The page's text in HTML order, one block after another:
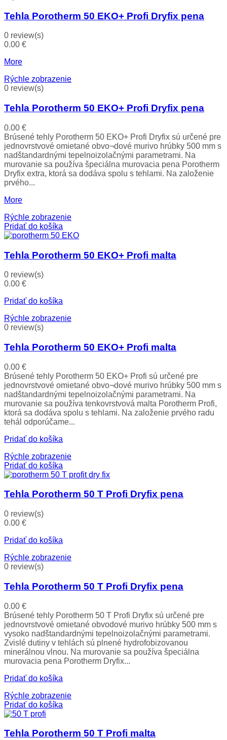
Tehla Porotherm 50 EKO+ Profi Dryfix pena
0 review(s)
0.00 €
More
Rýchle zobrazenie
0 review(s)
Tehla Porotherm 50 EKO+ Profi Dryfix pena
0.00 €
Brúsené tehly Porotherm 50 EKO+ Profi Dryfix sú určené pre
jednovrstvové omietané obvo¬dové murivo hrúbky 500 mm s
nadštandardnými tepelnoizolačnými parametrami. Na
murovanie sa používa špeciálna murovacia pena Porotherm
Dryfix extra, ktorá sa dodáva spolu s tehlami. Na založenie
prvého...
More
Rýchle zobrazenie
Pridať do košíka
Tehla Porotherm 50 EKO+ Profi malta
0 review(s)
0.00 €
Pridať do košíka
Rýchle zobrazenie
0 review(s)
Tehla Porotherm 50 EKO+ Profi malta
0.00 €
Brúsené tehly Porotherm 50 EKO+ Profi sú určené pre
jednovrstvové omietané obvo¬dové murivo hrúbky 500 mm s
nadštandardnými tepelnoizolačnými parametrami. Na
murovanie sa používa tenkovrstvová malta Porotherm Profi,
ktorá sa dodáva spolu s tehlami. Na založenie prvého radu
tehál odporúčame...
Pridať do košíka
Rýchle zobrazenie
Pridať do košíka
Tehla Porotherm 50 T Profi Dryfix pena
0 review(s)
0.00 €
Pridať do košíka
Rýchle zobrazenie
0 review(s)
Tehla Porotherm 50 T Profi Dryfix pena
0.00 €
Brúsené tehly Porotherm 50 T Profi Dryfix sú určené pre
jednovrstvové omietané obvodové murivo hrúbky 500 mm s
vysoko nadštandardnými tepelnoizolačnými parametrami.
Zvislé dutiny v tehlách sú plnené hydrofobizovanou
minerálnou vlnou. Na murovanie sa používa špeciálna
murovacia pena Porotherm Dryfix...
Pridať do košíka
Rýchle zobrazenie
Pridať do košíka
Tehla Porotherm 50 T Profi malta